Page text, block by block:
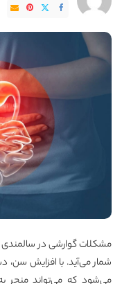
شده
مشکلات گوارشی در
شمار می‌آید. با افزایش سن،